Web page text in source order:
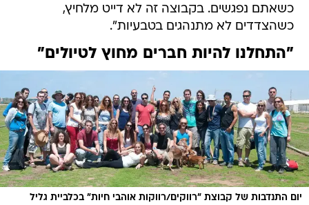
כשאתם נפגשים. בקבוצה זה לא דייט מלחיץ,
כשהצדדים לא מתנהגים בטבעיות".
"התחלנו להיות חברים מחוץ לטיולים"
יום התנדבות של קבוצת "רווקים/רווקות אוהבי חיות" בכלביית גליל